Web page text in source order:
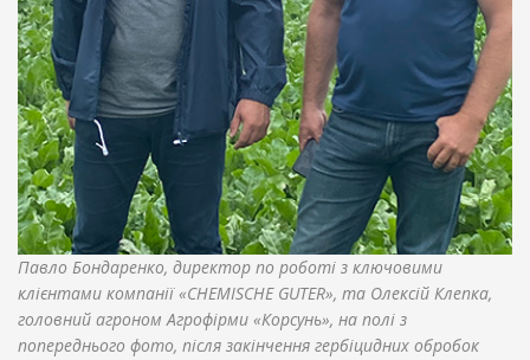
Павло Бондаренко, директор по роботі з ключовими
клієнтами компанії «CHEMISCHE GUTER», та Олексій Клепка,
головний агроном Агрофірми «Корсунь», на полі з
попереднього фото, після закінчення гербіцидних обробок